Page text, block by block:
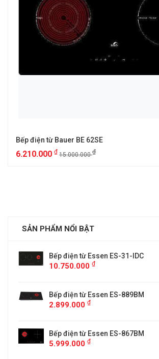
Bếp điện từ Bauer BE 62SE
6.210.000 ₫ 15.000.000₫
SẢN PHẨM NỔI BẬT
Bếp điện từ Essen ES-31-IDC
10.750.000 ₫
Bếp điện từ Essen ES-889BM
2.899.000 ₫
Bếp điện từ Essen ES-867BM
5.999.000 ₫